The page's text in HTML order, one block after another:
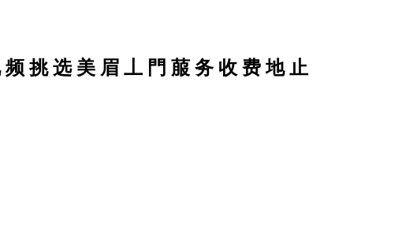
频 挑 选 美 眉 丄 門 菔 务 收 费 地 止